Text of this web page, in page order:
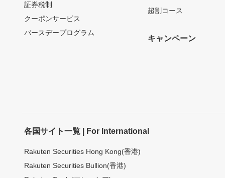
証券税制
クーポンサービス
バースデープログラム
超割コース
キャンペーン
各国サイト一覧 | For International
Rakuten Securities Hong Kong(香港)
Rakuten Securities Bullion(香港)